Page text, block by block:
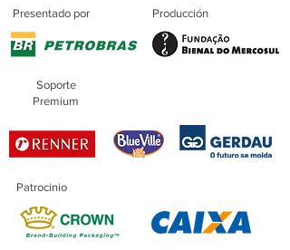
Presentado por Producción
Soporte
Premium
Patrocinio